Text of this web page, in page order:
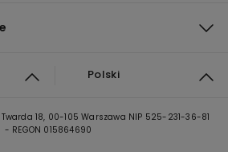
Polski
Twarda 18, 00-105 Warszawa NIP 525-231-36-81
- REGON 015864690